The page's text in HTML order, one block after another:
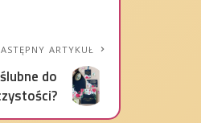
ARTYKUŁ
do